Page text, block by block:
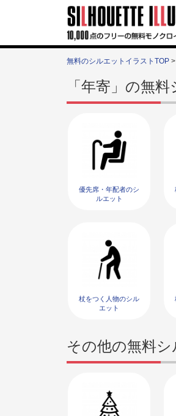
無料のシルエットイラストTOP
「年寄」の無
優先席・年配者のシ
ルエット
杖をつく人物のシル
エット
その他の無料